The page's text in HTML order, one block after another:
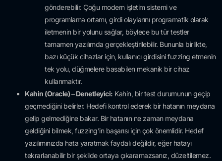
gönderebilir. Çoğu modern işletim sistemi ve
programlama ortamı, girdi olaylarını programatik olarak
iletmenin bir yolunu sağlar, böylece bu tür testler
tamamen yazılımda gerçekleştirilebilir. Bununla birlikte,
bazı küçük cihazlar için, kullanıcı girdisini fuzzing etmenin
tek yolu, düğmelere basabilen mekanik bir cihaz
kullanmaktır.
Kahin (Oracle) – Denetleyici: Kahin, bir test durumunun geçip
geçmediğini belirler. Hedefi kontrol ederek bir hatanın meydana
gelip gelmediğine bakar. Bir hatanın ne zaman meydana
geldiğini bilmek, fuzzing’in başarısı için çok önemlidir. Hedef
yazılımınızda hata yaratmak faydalı değildir, eğer hatayı
tekrarlanabilir bir şekilde ortaya çıkaramazsanız, düzeltilemez.